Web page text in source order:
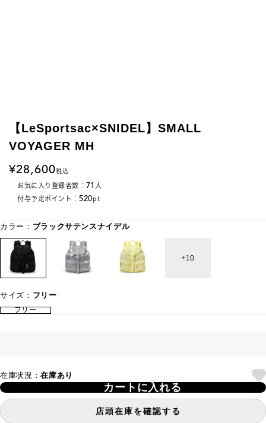
【LeSportsac×SNIDEL】SMALL
VOYAGER MH
28,600税込
お気に入り登録者数： 71 人
付与予定ポイント： 520pt
カラー： ブラックサテンスナイデル
10
サイズ： フリー
フリー
在庫状況：在庫あり
カートに入れる
店頭在庫を確認する